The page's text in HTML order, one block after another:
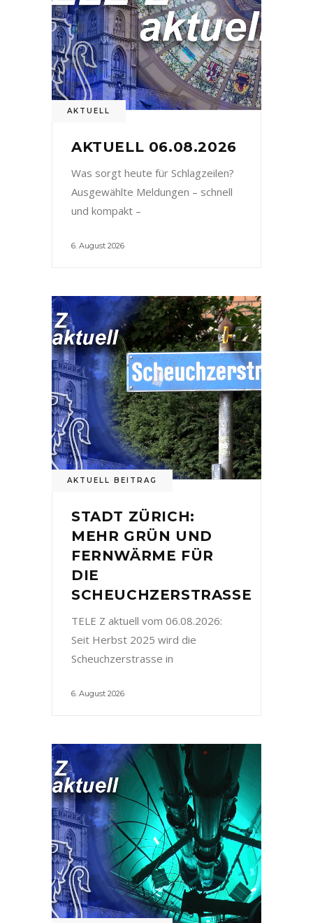
AKTUELL
AKTUELL 06.08.2026
Was sorgt heute für Schlagzeilen?
Ausgewählte Meldungen – schnell
und kompakt –
6. August 2026
AKTUELL BEITRAG
STADT ZÜRICH:
MEHR GRÜN UND
FERNWÄRME FÜR
DIE
SCHEUCHZERSTRASSE
TELE Z aktuell vom 06.08.2026:
Seit Herbst 2025 wird die
Scheuchzerstrasse in
6. August 2026